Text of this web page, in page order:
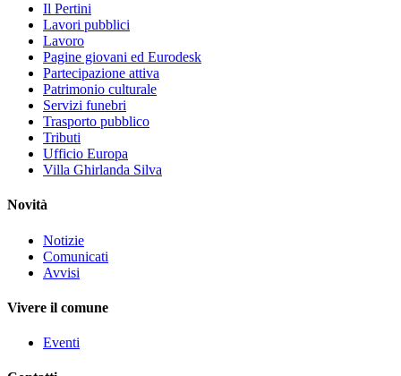
Il Pertini
Lavori pubblici
Lavoro
Pagine giovani ed Eurodesk
Partecipazione attiva
Patrimonio culturale
Servizi funebri
Trasporto pubblico
Tributi
Ufficio Europa
Villa Ghirlanda Silva
Novità
Notizie
Comunicati
Avvisi
Vivere il comune
Eventi